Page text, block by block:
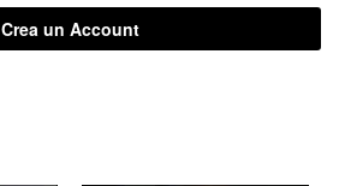
Crea un Account